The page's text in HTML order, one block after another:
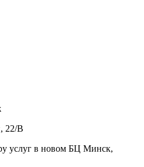
22/В
услуг в новом БЦ Минск,